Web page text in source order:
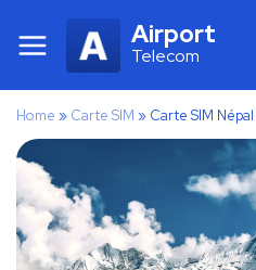
Airport
Telecom
Home » Carte SIM » Carte SIM Népal